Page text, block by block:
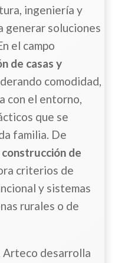
ingeniería y
generar soluciones
el campo
de casas y
comodidad,
con el entorno,
que se
familia. De
construcción de
criterios de
y sistemas
rurales o de
Arteco desarrolla